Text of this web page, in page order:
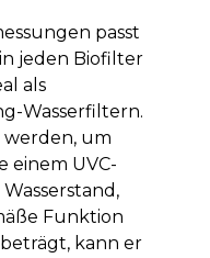
passt
jeden Biofilter
als
Wasserfiltern.
werden, um
einem UVC-
Funktion
kann er